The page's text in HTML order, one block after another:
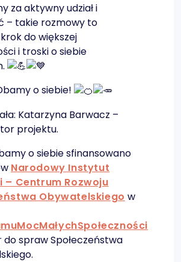
za aktywny udział i
– takie rozmowy to
do większej
i troski o siebie
o siebie!
Katarzyna Barwacz –
projektu.
o siebie sfinansowano
Narodowy Instytut
– Centrum Rozwoju
Obywatelskiego w
do spraw Społeczeństwa